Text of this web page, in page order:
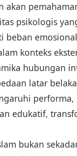
akan
psikologis
beban
konteks
hubungan
latar
performa,
edukatif,
bukan